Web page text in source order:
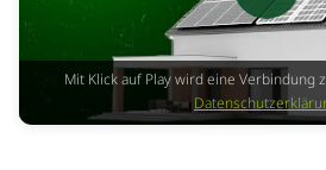
Mit Klick auf Play wird eine Verbindung